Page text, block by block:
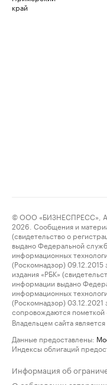
край
© ООО «БИЗНЕСПРЕСС»,
2026. Сообщения и
(свидетельство о
выдано Федеральной
информационных
(Роскомнадзор)
издания «РБК»
информации выдано
информационных
(Роскомнадзор)
сопровождаются пометкой
Владельцем сайта
Данные предоставлены:
Индексы облигаций
Информация об